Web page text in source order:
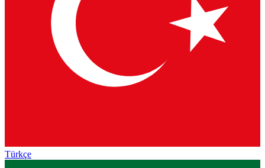
Türkçe